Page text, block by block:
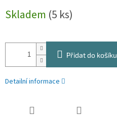
cena:
Skladem (5 ks)
Přidat do košíku
Detailní informace